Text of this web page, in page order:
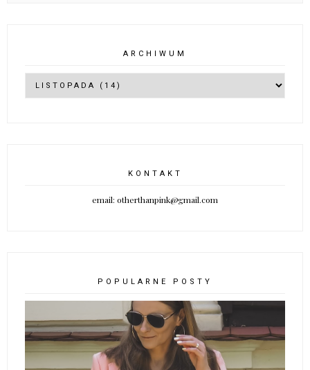
ARCHIWUM
KONTAKT
email: otherthanpink@gmail.com
POPULARNE POSTY